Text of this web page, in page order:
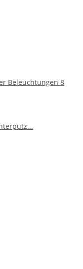
Beleuchtungen 8